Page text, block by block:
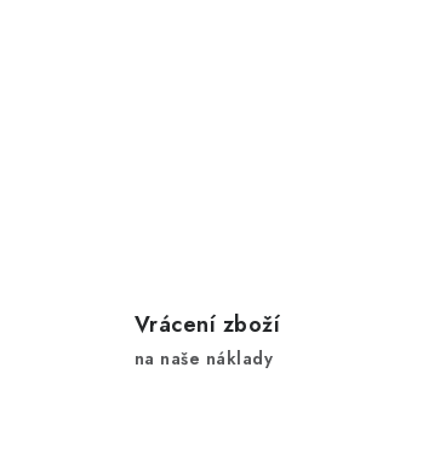
Vrácení zboží
na naše náklady